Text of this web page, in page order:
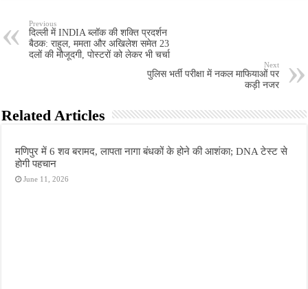
Previous
दिल्ली में INDIA ब्लॉक की शक्ति प्रदर्शन
बैठक: राहुल, ममता और अखिलेश समेत 23
दलों की मौजूदगी, पोस्टरों को लेकर भी चर्चा
Next
पुलिस भर्ती परीक्षा में नकल माफियाओं पर
कड़ी नजर
Related Articles
मणिपुर में 6 शव बरामद, लापता नागा बंधकों के होने की आशंका; DNA टेस्ट से
होगी पहचान
June 11, 2026